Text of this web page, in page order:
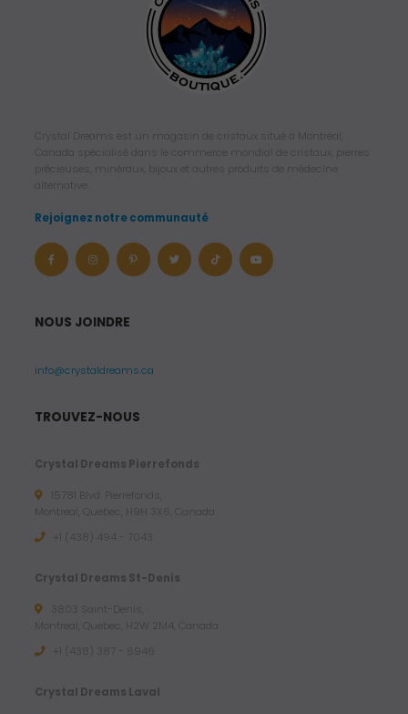
Crystal Dreams est un magasin de cristaux situé à Montréal,
Canada spécialisé dans le commerce mondial de cristaux, pierres
précieuses, minéraux, bijoux et autres produits de médecine
alternative.
Rejoignez notre communauté
NOUS JOINDRE
info@crystaldreams.ca
TROUVEZ-NOUS
Crystal Dreams Pierrefonds
15781 Blvd. Pierrefonds,
Montreal, Quebec, H9H 3X6, Canada
+1 (438) 494 - 7043
Crystal Dreams St-Denis
3803 Saint-Denis,
Montreal, Quebec, H2W 2M4, Canada
+1 (438) 387 - 6946
Crystal Dreams Laval